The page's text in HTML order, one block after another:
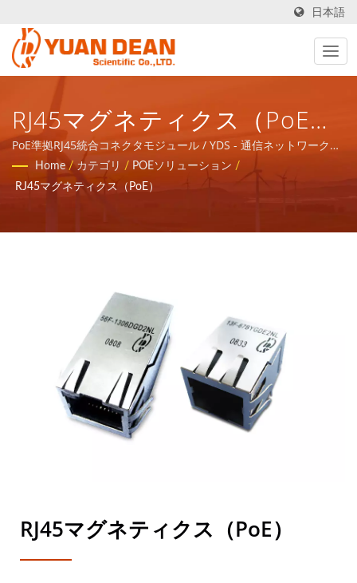
日本語
RJ45マグネティクス（PoE）
/ YDS - 通信ネットワークア
プリケーションの磁気コンポ
PoE準拠RJ45統合コネクタモジュール / YDS - 通信ネットワークア
プリケーションの磁気コンポーネントと電力製品のトータルソリ
ューションを提供します。
Home / カテゴリ / POEソリューション /
RJ45マグネティクス（PoE）
RJ45マグネティクス（PoE）